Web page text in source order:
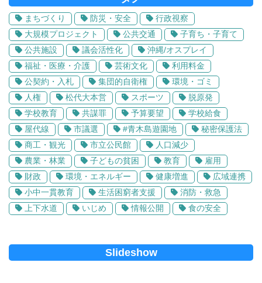
まちづくり 防災・安全
行政視察
大規模プロジェクト
公共交通
子育ち・子育て
公共施設
議会活性化
沖縄/オスプレイ
福祉・医療・介護
芸術文化
利用料金
公契約・入札
集団的自衛権
環境・ゴミ
人権
松代大本営 スポーツ
脱原発
学校教育
共謀罪 予算要望
学校給食
屋代線
市議選 #青木島遊園地
秘密保護法
商工・観光
市立公民館
人口減少
農業・林業
子どもの貧困 教育
雇用
財政
環境・エネルギー 健康増進
広域連携
小中一貫教育
生活困窮者支援
消防・救急
上下水道
いじめ 情報公開 食の安全
Slideshow